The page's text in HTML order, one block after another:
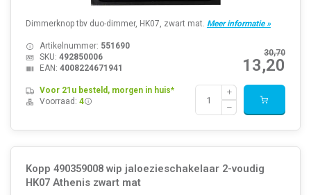
Dimmerknop tbv duo-dimmer, HK07, zwart mat. Meer informatie »
30,70
13,20
Artikelnummer: 551690
SKU: 492850006
EAN: 4008224671941
Voor 21u besteld, morgen in huis*
Voorraad: 4
Kopp 490359008 wip jaloezieschakelaar 2-voudig
HK07 Athenis zwart mat